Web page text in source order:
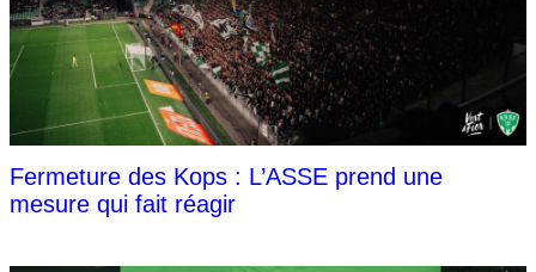
Fermeture des Kops : L’ASSE prend une
mesure qui fait réagir